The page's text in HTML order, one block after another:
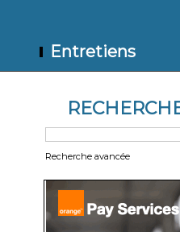
Entretiens
Recherche avancée